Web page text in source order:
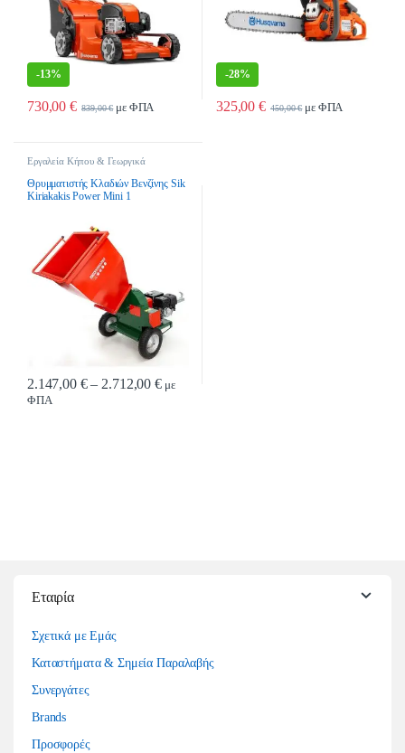
-13%
730,00€ 839,00€με ΦΠΑ
-28%
325,00€ 450,00€με ΦΠΑ
Εργαλεία Κήπου & Γεωργικά
Θρυμματιστές Κλαδιών Βενζίνης
Θρυμματιστής Κλαδιών Βενζίνης Sik
Kiriakakis Power Mini 1
2.147,00 € – 2.712,00 €Price range: 2.147,00 € through 2.712,00 €
με
ΦΠΑ
Αυτό το προϊόν έχει πολλαπλές παραλλαγές. Οι επιλογές μπορούν να
Εταιρία
Σχετικά με Εμάς
Καταστήματα & Σημεία Παραλαβής
Συνεργάτες
Brands
Προσφορές